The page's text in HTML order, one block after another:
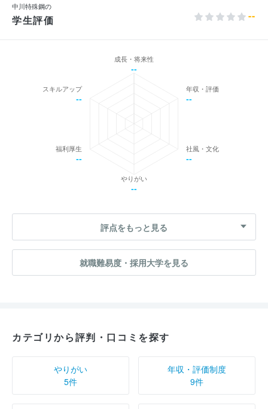
中川特殊鋼の
学生評価 --
成長・将来性
--
年収・評価
--
社風・文化
--
やりがい
--
福利厚生
--
スキルアップ
--
評点をもっと見る
就職難易度・採用大学を見る
カテゴリから評判・口コミを探す
やりがい
5件
年収・評価制度
9件